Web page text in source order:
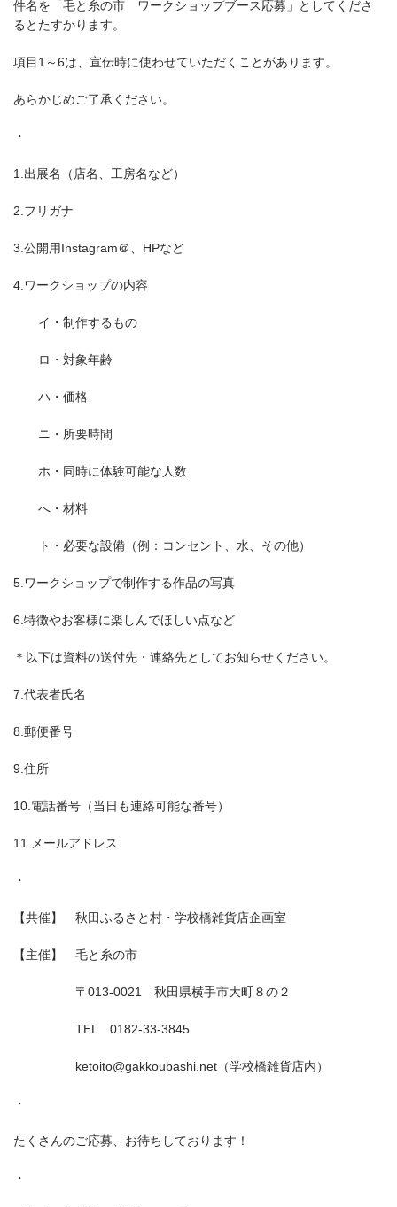
件名を「毛と糸の市 ワークショップブース応募」としてくださ
るとたすかります。
項目1～6は、宣伝時に使わせていただくことがあります。
あらかじめご了承ください。
・
1.出展名（店名、工房名など）
2.フリガナ
3.公開用Instagram＠、HPなど
4.ワークショップの内容
イ・制作するもの
ロ・対象年齢
ハ・価格
ニ・所要時間
ホ・同時に体験可能な人数
へ・材料
ト・必要な設備（例：コンセント、水、その他）
5.ワークショップで制作する作品の写真
6.特徴やお客様に楽しんでほしい点など
＊以下は資料の送付先・連絡先としてお知らせください。
7.代表者氏名
8.郵便番号
9.住所
10.電話番号（当日も連絡可能な番号）
11.メールアドレス
・
【共催】 秋田ふるさと村・学校橋雑貨店企画室
【主催】 毛と糸の市
〒013-0021 秋田県横手市大町８の２
TEL 0182-33-3845
ketoito@gakkoubashi.net（学校橋雑貨店内）
・
たくさんのご応募、お待ちしております！
・